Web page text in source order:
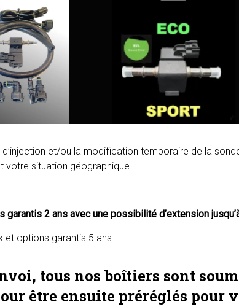
et/ou la modification temporaire de la
votre situation géographique.
garantis 2 ans avec une possibilité d’extension
tous nos boîtiers sont
être ensuite préréglés pour